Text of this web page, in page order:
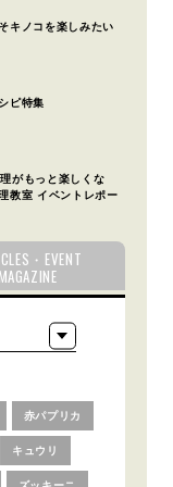
キノコを楽しみたい
ピ特集
がもっと楽しくな
教室 イベントレポー
・EVENT
MAGAZINE
赤パプリカ
キュウリ